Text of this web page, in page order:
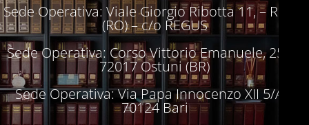
Sede Operativa: Viale Giorgio Ribotta 11, – Roma
(RO) – c/o REGUS
Sede Operativa: Corso Vittorio Emanuele, 250 –
72017 Ostuni (BR)
Sede Operativa: Via Papa Innocenzo XII 5/A –
70124 Bari